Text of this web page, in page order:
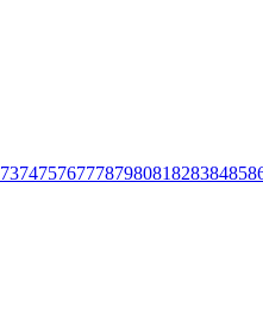
73747576777879808182838485